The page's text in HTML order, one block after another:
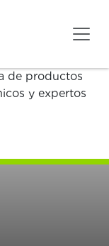
Con más de un
y un importante
de productos
y expertos